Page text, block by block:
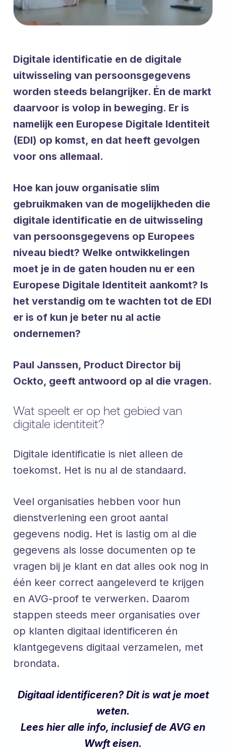
Digitale identificatie en de digitale
uitwisseling van persoonsgegevens
worden steeds belangrijker. Én de markt
daarvoor is volop in beweging. Er is
namelijk een Europese Digitale Identiteit
(EDI) op komst, en dat heeft gevolgen
voor ons allemaal.
Hoe kan jouw organisatie slim
gebruikmaken van de mogelijkheden die
digitale identificatie en de uitwisseling
van persoonsgegevens op Europees
niveau biedt? Welke ontwikkelingen
moet je in de gaten houden nu er een
Europese Digitale Identiteit aankomt? Is
het verstandig om te wachten tot de EDI
er is of kun je beter nu al actie
ondernemen?
Paul Janssen, Product Director bij
Ockto, geeft antwoord op al die vragen.
Wat speelt er op het gebied van
digitale identiteit?
Digitale identificatie is niet alleen de
toekomst. Het is nu al de standaard.
Veel organisaties hebben voor hun
dienstverlening een groot aantal
gegevens nodig. Het is lastig om al die
gegevens als losse documenten op te
vragen bij je klant en dat alles ook nog in
één keer correct aangeleverd te krijgen
en AVG-proof te verwerken. Daarom
stappen steeds meer organisaties over
op klanten digitaal identificeren én
klantgegevens digitaal verzamelen, met
brondata.
Digitaal identificeren? Dit is wat je moet
weten.
Lees hier alle info, inclusief de AVG en
Wwft eisen.